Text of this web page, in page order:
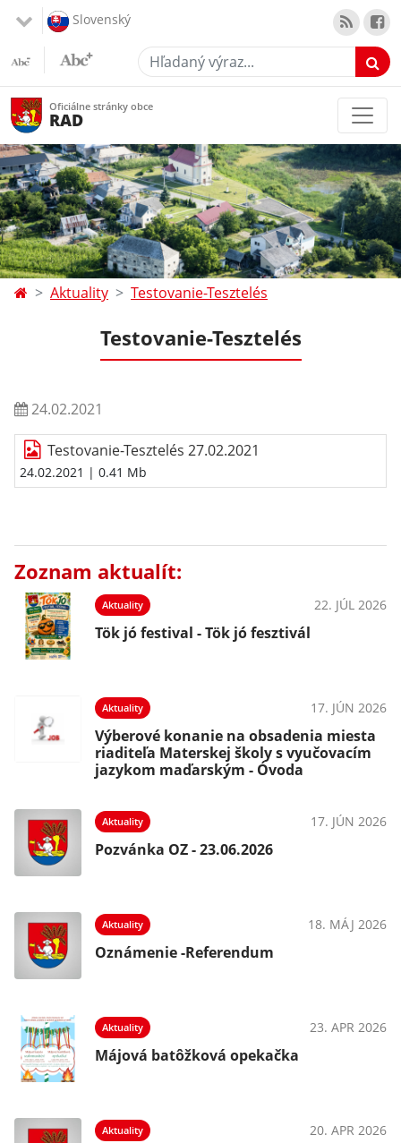
Slovenský
Hľadaný výraz...
Oficiálne stránky obce
RAD
Aktuality Testovanie-Tesztelés
Testovanie-Tesztelés
24.02.2021
Testovanie-Tesztelés 27.02.2021
24.02.2021 | 0.41 Mb
Zoznam aktualít:
Aktuality 22. JÚL 2026
Tök jó festival - Tök jó fesztivál
Aktuality 17. JÚN 2026
Výberové konanie na obsadenia miesta
riaditeľa Materskej školy s vyučovacím
jazykom maďarským - Óvoda
Aktuality 17. JÚN 2026
Pozvánka OZ - 23.06.2026
Aktuality 18. MÁJ 2026
Oznámenie -Referendum
Aktuality 23. APR 2026
Májová batôžková opekačka
Aktuality 20. APR 2026